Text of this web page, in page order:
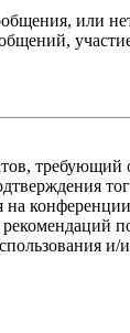
или
требующий